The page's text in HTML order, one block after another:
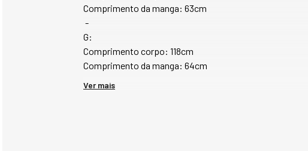
Comprimento da manga: 63cm
-
G:
Comprimento corpo: 118cm
Comprimento da manga: 64cm
Ver mais